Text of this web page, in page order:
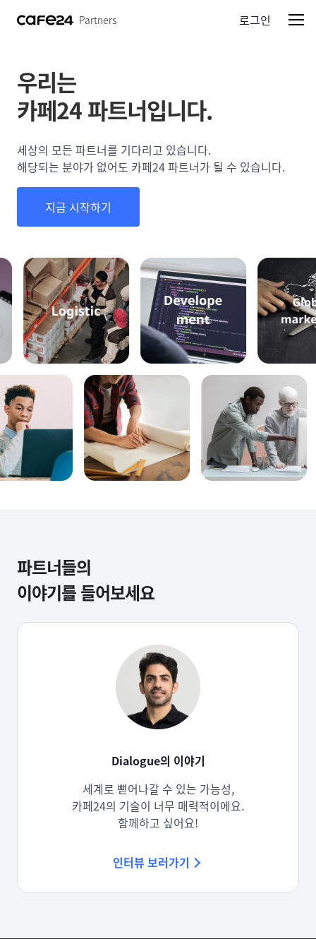
Partners 로그인
우리는
카페24파트너입니다.
세상의 모든 파트너를 기다리고 있습니다.
해당되는 분야가 없어도 카페24 파트너가 될 수 있습니다.
지금 시작하기
파트너들의
이야기를 들어보세요
Dialogue의 이야기
세계로 뻗어나갈 수 있는 가능성,
카페24의 기술이 너무 매력적이에요.
함께하고 싶어요!
인터뷰 보러가기